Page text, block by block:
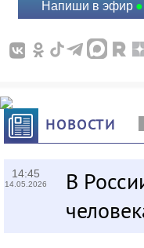
Напиши в эфир
НОВОСТИ
14:45
14.05.2026
В